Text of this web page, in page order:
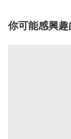
你可能感興趣